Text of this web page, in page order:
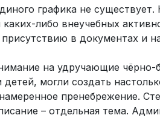
графика не
либо внеучебных
в документах и
на удручающие
могли создать
пренебрежение.
– отдельная тема.